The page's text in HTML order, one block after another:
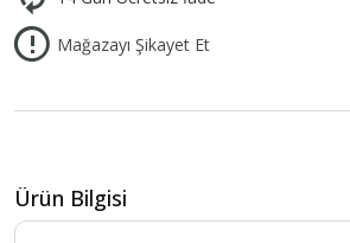
Mağazayı Şikayet Et
Ürün Bilgisi